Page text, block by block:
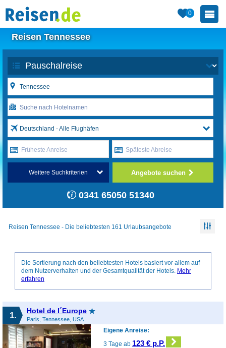
0
Reisen Tennessee
Deutschland - Alle Flughäfen
Früheste Anreise Späteste Abreise
Weitere Suchkriterien Angebote suchen
0341 65050 51340
Reisen Tennessee - Die beliebtesten 161 Urlaubsangebote
Die Sortierung nach den beliebtesten Hotels basiert vor allem auf
dem Nutzerverhalten und der Gesamtqualität der Hotels. Mehr
erfahren
1. Hotel de l´Europe
Paris, Tennessee, USA
Eigene Anreise:
3 Tage ab 123 € p.P.